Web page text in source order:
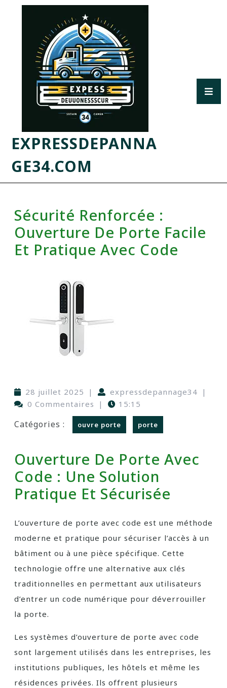
EXPRESSDEPANNA
GE34.COM
Sécurité Renforcée :
Ouverture De Porte Facile
Et Pratique Avec Code
28 juillet 2025 | expressdepannage34 |
0 Commentaires
| 15:15
Catégories : ouvre porte porte
Ouverture De Porte Avec
Code : Une Solution
Pratique Et Sécurisée
L’ouverture de porte avec code est une méthode
moderne et pratique pour sécuriser l’accès à un
bâtiment ou à une pièce spécifique. Cette
technologie offre une alternative aux clés
traditionnelles en permettant aux utilisateurs
d’entrer un code numérique pour déverrouiller
la porte.
Les systèmes d’ouverture de porte avec code
sont largement utilisés dans les entreprises, les
institutions publiques, les hôtels et même les
résidences privées. Ils offrent plusieurs